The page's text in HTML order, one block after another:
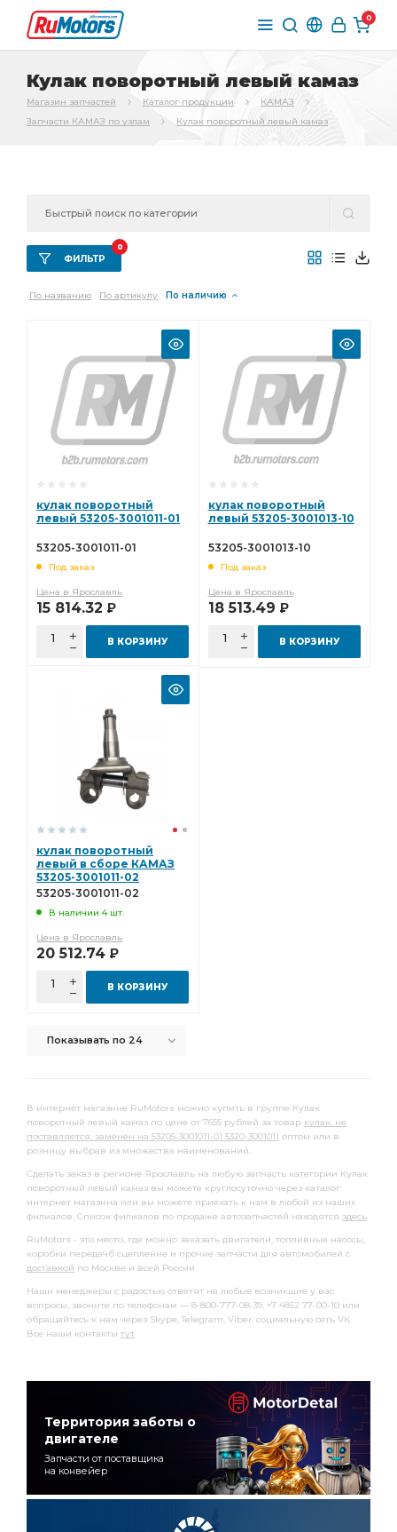
0
Кулак поворотный левый камаз
Магазин запчастей Каталог продукции
КАМАЗ
Запчасти КАМАЗ по узлам
Кулак поворотный левый камаз
ФИЛЬТР
0
По названию По артикулу По наличию
кулак поворотный
левый 53205-3001011-01
53205-3001011-01
Под заказ
Цена в Ярославль
15 814.32 Р
В КОРЗИНУ
кулак поворотный
левый 53205-3001013-10
53205-3001013-10
Под заказ
Цена в Ярославль
18 513.49 Р
В КОРЗИНУ
кулак поворотный
левый в сборе КАМАЗ
53205-3001011-02
53205-3001011-02
В наличии 4 шт.
Цена в Ярославль
20 512.74 Р
В КОРЗИНУ
Показывать по 24
В интернет магазине RuMotors можно купить в группе Кулак
поворотный левый камаз по цене от 7655 рублей за товар кулак, не
поставляется, заменен на 53205-3001011-01 5320-3001011 оптом или в
розницу выбрав из множества наименований.
Сделать заказ в регионе Ярославль на любую запчасть категории Кулак
поворотный левый камаз вы можете круглосуточно через каталог
интернет магазина или вы можете приехать к нам в любой из наших
филиалов. Список филиалов по продаже автозапчастей находятся здесь.
RuMotors - это место, где можно заказать двигатели, топливные насосы,
коробки передачб сцепление и прочие запчасти для автомобилей с
доставкой по Москве и всей России.
Наши менеджеры с радостью ответят на любые возникшие у вас
вопросы, звоните по телефонам — 8-800-777-08-39, +7 4852 77-00-10 или
обращайтесь к нам через Skype, Telegram, Viber, социальную сеть VK.
Все наши контакты тут.
Территория заботы о
двигателе
Запчасти от поставщика
на конвейер